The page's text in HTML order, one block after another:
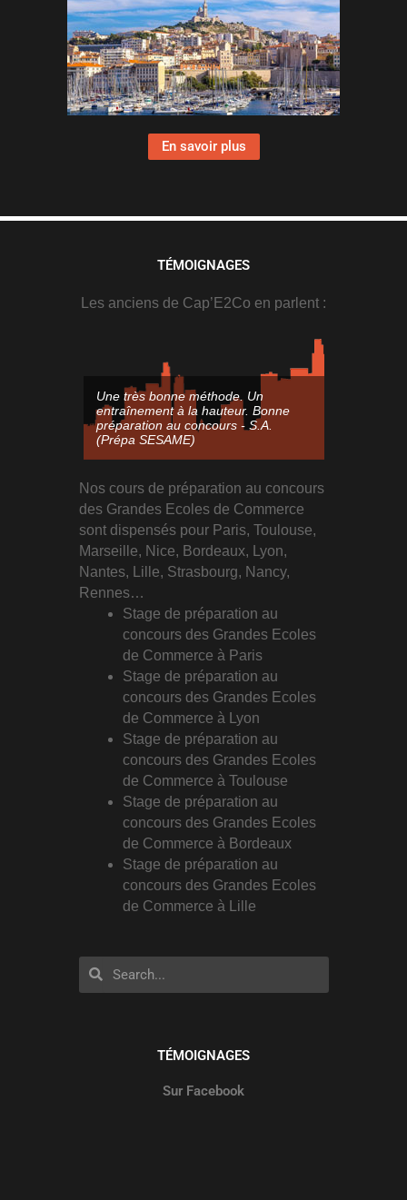
En savoir plus
TÉMOIGNAGES
Les anciens de Cap’E2Co en parlent :
Une très bonne méthode. Un
entraînement à la hauteur. Bonne
préparation au concours - S.A.
(Prépa SESAME)
Nos cours de préparation au concours
des Grandes Ecoles de Commerce
sont dispensés pour Paris, Toulouse,
Marseille, Nice, Bordeaux, Lyon,
Nantes, Lille, Strasbourg, Nancy,
Rennes…
Stage de préparation au
concours des Grandes Ecoles
de Commerce à Paris
Stage de préparation au
concours des Grandes Ecoles
de Commerce à Lyon
Stage de préparation au
concours des Grandes Ecoles
de Commerce à Toulouse
Stage de préparation au
concours des Grandes Ecoles
de Commerce à Bordeaux
Stage de préparation au
concours des Grandes Ecoles
de Commerce à Lille
Rechercher
Rechercher
TÉMOIGNAGES
Sur Facebook